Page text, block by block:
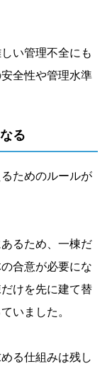
い管理不全にも
全性や管理水準
る
ためのルールが
るため、一棟だ
合意が必要にな
けを先に建て替
いました。
る仕組みは残し